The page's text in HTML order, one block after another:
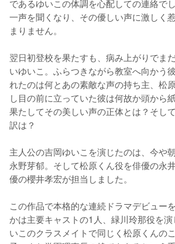
であるゆいこの体調を心配しての連絡で
一声を聞くなり、その優しい声に激しく
まりません。
翌日初登校を果たすも、病み上がりでま
いゆいこ。ふらつきながら教室へ向かう
れたのは何とあの素敵な声の持ち主、松
し目の前に立っていた彼は何故か頭から
果たしてその美しい声の正体とは？そし
訳は？
主人公の吉岡ゆいこを演じたのは、今や
永野芽郁。そして松原くん役を俳優の永
優の櫻井孝宏が担当しました。
この作品で本格的な連続ドラマデビュー
かは主要キャストの1人、緑川玲那役を
いこのクラスメイトで同じく松原くんの